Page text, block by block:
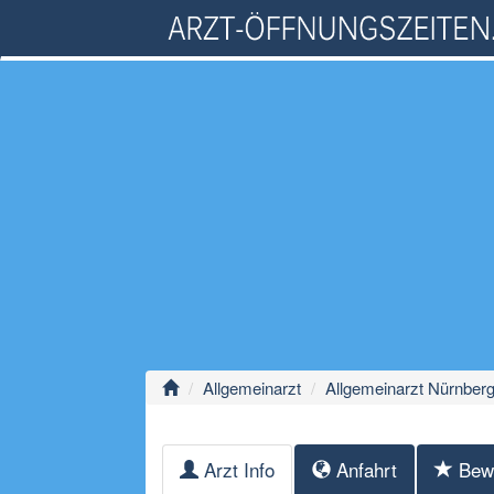
Allgemeinarzt Allgemeinarzt Nürnberg
Arzt Info Anfahrt